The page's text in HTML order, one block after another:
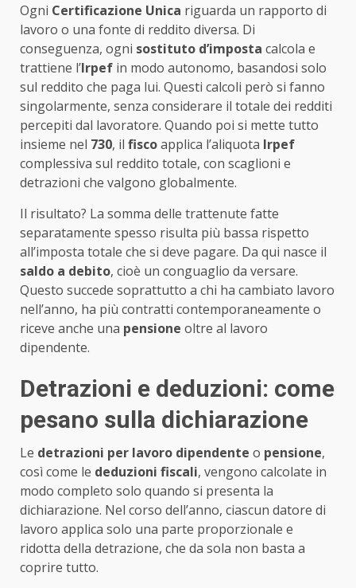
Ogni Certificazione Unica riguarda un rapporto di
lavoro o una fonte di reddito diversa. Di
conseguenza, ogni sostituto d’imposta calcola e
trattiene l’Irpef in modo autonomo, basandosi solo
sul reddito che paga lui. Questi calcoli però si fanno
singolarmente, senza considerare il totale dei redditi
percepiti dal lavoratore. Quando poi si mette tutto
insieme nel 730, il fiscoapplica l’aliquota Irpef
complessiva sul reddito totale, con scaglioni e
detrazioni che valgono globalmente.
Il risultato? La somma delle trattenute fatte
separatamente spesso risulta più bassa rispetto
all’imposta totale che si deve pagare. Da qui nasce il
saldo a debito, cioè un conguaglio da versare.
Questo succede soprattutto a chi ha cambiato lavoro
nell’anno, ha più contratti contemporaneamente o
riceve anche una pensione oltre al lavoro
dipendente.
Detrazioni e deduzioni: come
pesano sulla dichiarazione
Le detrazioni per lavoro dipendente o pensione,
così come le deduzioni fiscali, vengono calcolate in
modo completo solo quando si presenta la
dichiarazione. Nel corso dell’anno, ciascun datore di
lavoro applica solo una parte proporzionale e
ridotta della detrazione, che da sola non basta a
coprire tutto.